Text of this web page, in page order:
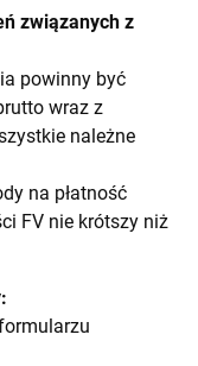
związanych z
powinny być
wraz z
należne
na płatność
FV nie krótszy niż